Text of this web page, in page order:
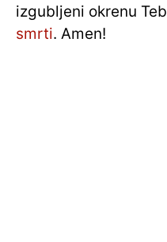
izgubljeni okrenu
smrti. Amen!